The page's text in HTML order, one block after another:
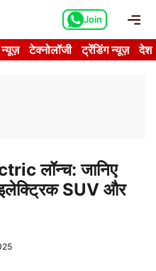
Join
टेक्नोलॉजी ट्रेंडिंग न्यूज़ देश
लॉन्च: जानिए
SUV और